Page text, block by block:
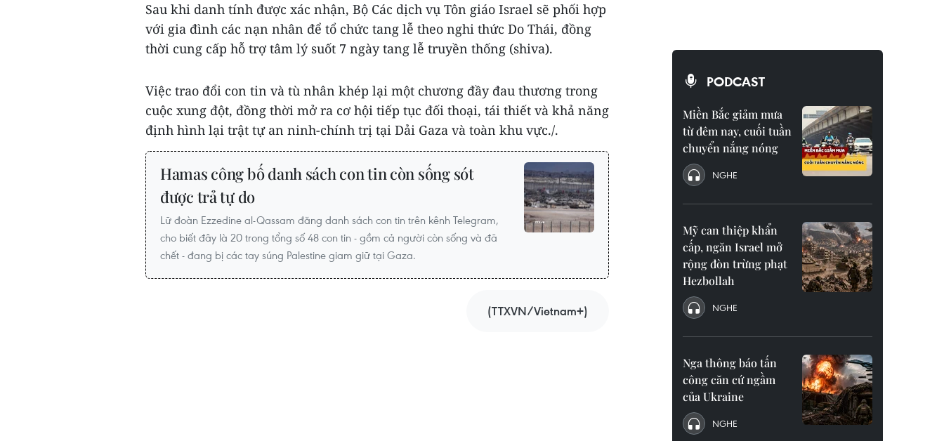
Sau khi danh tính được xác nhận, Bộ Các dịch vụ Tôn giáo Israel sẽ phối hợp
với gia đình các nạn nhân để tổ chức tang lễ theo nghi thức Do Thái, đồng
thời cung cấp hỗ trợ tâm lý suốt 7 ngày tang lễ truyền thống (shiva).
Việc trao đổi con tin và tù nhân khép lại một chương đầy đau thương trong
cuộc xung đột, đồng thời mở ra cơ hội tiếp tục đối thoại, tái thiết và khả năng
định hình lại trật tự an ninh-chính trị tại Dải Gaza và toàn khu vực./.
Hamas công bố danh sách con tin còn sống sót
được trả tự do
Lữ đoàn Ezzedine al-Qassam đăng danh sách con tin trên kênh Telegram,
cho biết đây là 20 trong tổng số 48 con tin - gồm cả người còn sống và đã
chết - đang bị các tay súng Palestine giam giữ tại Gaza.
(TTXVN/Vietnam+)
PODCAST
Miền Bắc giảm mưa
từ đêm nay, cuối tuần
chuyển nắng nóng
NGHE
Mỹ can thiệp khẩn
cấp, ngăn Israel mở
rộng đòn trừng phạt
Hezbollah
NGHE
Nga thông báo tấn
công căn cứ ngầm
của Ukraine
NGHE